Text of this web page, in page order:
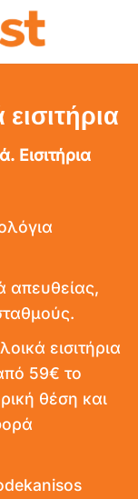
Εισιτήρια
απευθείας,
εισιτήρια
59€ το
θέση και